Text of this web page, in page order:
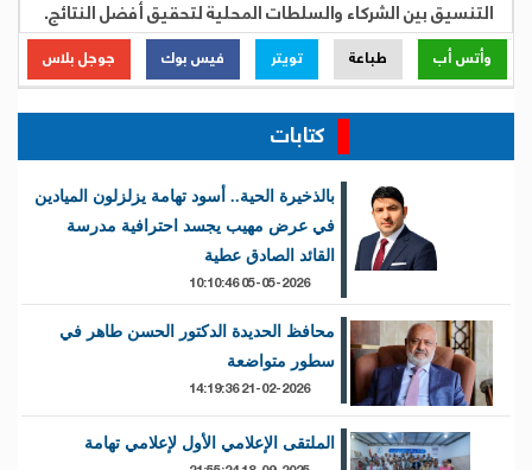
التنسيق بين الشركاء والسلطات المحلية لتحقيق أفضل النتائج.
وأتس أب طباعة تويتر فيس بوك جوجل بلاس
كتابات
بالذخيرة الحية.. أسود تهامة يزلزلون الميادين
في عرض مهيب يجسد احترافية مدرسة
القائد الصادق عطية
05-05-2026 10:10:46
محافظ الحديدة الدكتور الحسن طاهر في
سطور متواضعة
21-02-2026 14:19:36
الملتقى الإعلامي الأول لإعلامي تهامة